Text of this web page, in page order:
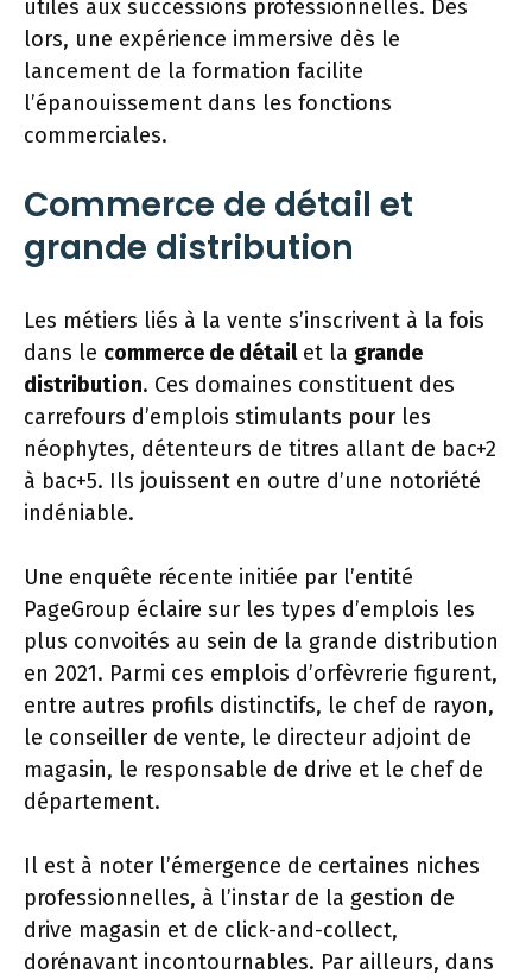
utiles aux successions professionnelles. Dès
lors, une expérience immersive dès le
lancement de la formation facilite
l’épanouissement dans les fonctions
commerciales.
Commerce de détail et
grande distribution
Les métiers liés à la vente s’inscrivent à la fois
dans le commerce de détailet la grande
distribution. Ces domaines constituent des
carrefours d’emplois stimulants pour les
néophytes, détenteurs de titres allant de bac+2
à bac+5. Ils jouissent en outre d’une notoriété
indéniable.
Une enquête récente initiée par l’entité
PageGroup éclaire sur les types d’emplois les
plus convoités au sein de la grande distribution
en 2021. Parmi ces emplois d’orfèvrerie figurent,
entre autres profils distinctifs, le chef de rayon,
le conseiller de vente, le directeur adjoint de
magasin, le responsable de drive et le chef de
département.
Il est à noter l’émergence de certaines niches
professionnelles, à l’instar de la gestion de
drive magasin et de click-and-collect,
dorénavant incontournables. Par ailleurs, dans